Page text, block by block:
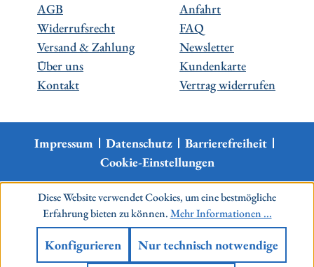
AGB
Widerrufsrecht
Versand & Zahlung
Über uns
Kontakt
Anfahrt
FAQ
Newsletter
Kundenkarte
Vertrag widerrufen
Impressum Datenschutz
Barrierefreiheit
Cookie-Einstellungen
Diese Website verwendet Cookies, um eine bestmögliche
Erfahrung bieten zu können.Mehr Informationen ...
Nur technisch notwendige
Konfigurieren